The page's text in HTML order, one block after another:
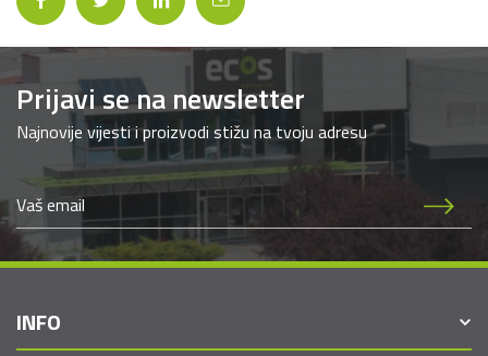
Prijavi se na newsletter
Najnovije vijesti i proizvodi stižu na tvoju adresu
INFO